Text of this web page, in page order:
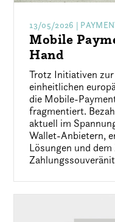
13/05/2026 |
Mobile
Hand
Trotz Initiativen
einheitlichen
die Mobile-
fragmentiert.
aktuell im
Wallet-Anbietern,
Lösungen und